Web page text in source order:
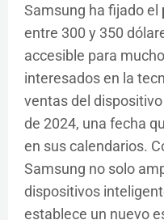
Samsung ha fijado el
entre 300 y 350
accesible para
interesados en la
ventas del
de 2024, una fecha
en sus calendarios.
Samsung no solo
dispositivos
establece un nuevo